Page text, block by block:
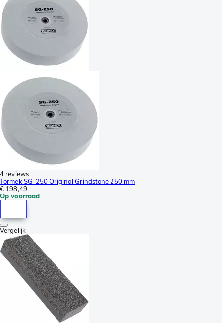
4 reviews
Tormek SG-250 Original Grindstone 250 mm
€ 198,49
Op voorraad
Vergelijk